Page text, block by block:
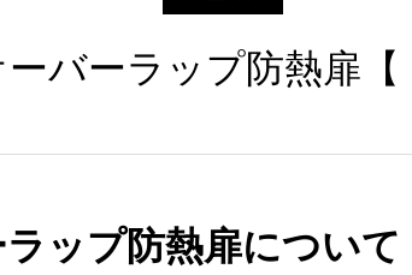
バーラップ防熱扉【
ップ防熱扉について